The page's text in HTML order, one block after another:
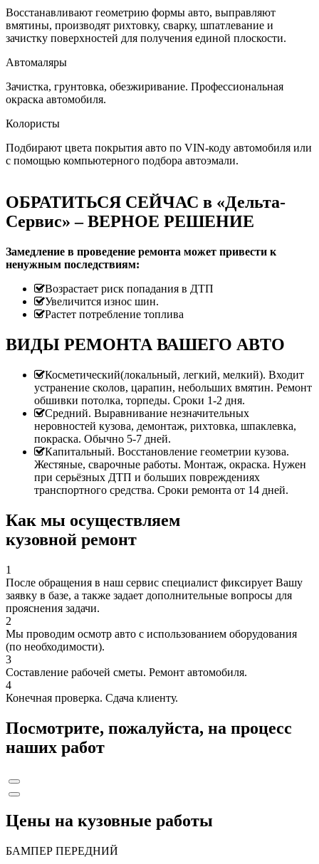
Восстанавливают геометрию формы авто, выправляют
вмятины, производят рихтовку, сварку, шпатлевание и
зачистку поверхностей для получения единой плоскости.
Автомаляры
Зачистка, грунтовка, обезжиривание. Профессиональная
окраска автомобиля.
Колористы
Подбирают цвета покрытия авто по VIN-коду автомобиля или
с помощью компьютерного подбора автоэмали.
ОБРАТИТЬСЯ СЕЙЧАС в «Дельта-
Сервис» – ВЕРНОЕ РЕШЕНИЕ
Замедление в проведение ремонта может привести к
ненужным последствиям:
Возрастает риск попадания в ДТП
Увеличится износ шин.
Растет потребление топлива
ВИДЫ РЕМОНТА ВАШЕГО АВТО
Косметический(локальный, легкий, мелкий). Входит
устранение сколов, царапин, небольших вмятин. Ремонт
обшивки потолка, торпеды. Сроки 1-2 дня.
Средний. Выравнивание незначительных
неровностей кузова, демонтаж, рихтовка, шпаклевка,
покраска. Обычно 5-7 дней.
Капитальный. Восстановление геометрии кузова.
Жестяные, сварочные работы. Монтаж, окраска. Нужен
при серьёзных ДТП и больших повреждениях
транспортного средства. Сроки ремонта от 14 дней.
Как мы осуществляем
кузовной ремонт
1
После обращения в наш сервис специалист фиксирует Вашу
заявку в базе, а также задает дополнительные вопросы для
прояснения задачи.
2
Мы проводим осмотр авто с использованием оборудования
(по необходимости).
3
Составление рабочей сметы. Ремонт автомобиля.
4
Конечная проверка. Сдача клиенту.
Посмотрите, пожалуйста, на процесс
наших работ
Цены на кузовные работы
БАМПЕР ПЕРЕДНИЙ